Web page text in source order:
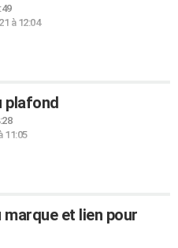
à 12:04
plafond
11:05
et lien pour